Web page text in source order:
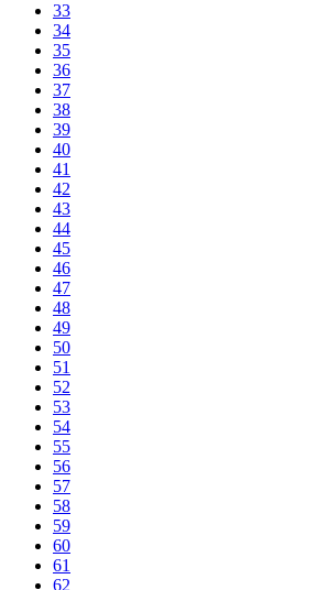
33
34
35
36
37
38
39
40
41
42
43
44
45
46
47
48
49
50
51
52
53
54
55
56
57
58
59
60
61
62